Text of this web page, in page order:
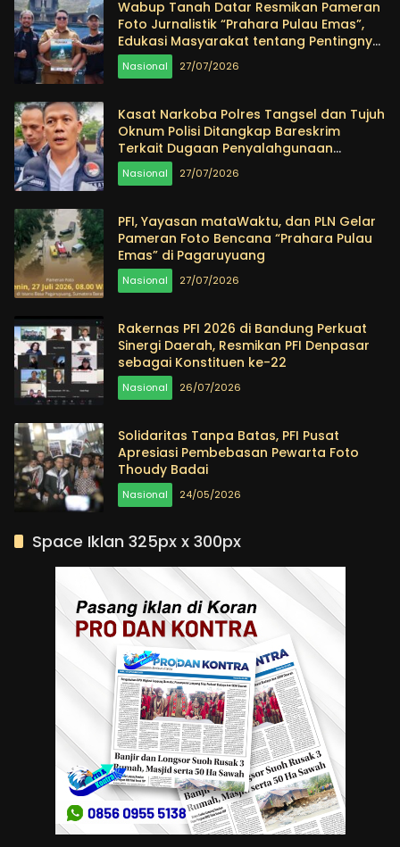
Wabup Tanah Datar Resmikan Pameran
Foto Jurnalistik “Prahara Pulau Emas”,
Edukasi Masyarakat tentang Pentingnya
Menjaga Alam
Nasional 27/07/2026
Kasat Narkoba Polres Tangsel dan Tujuh
Oknum Polisi Ditangkap Bareskrim
Terkait Dugaan Penyalahgunaan
Narkoba
Nasional 27/07/2026
PFI, Yayasan mataWaktu, dan PLN Gelar
Pameran Foto Bencana “Prahara Pulau
Emas” di Pagaruyuang
Nasional 27/07/2026
Rakernas PFI 2026 di Bandung Perkuat
Sinergi Daerah, Resmikan PFI Denpasar
sebagai Konstituen ke-22
Nasional 26/07/2026
Solidaritas Tanpa Batas, PFI Pusat
Apresiasi Pembebasan Pewarta Foto
Thoudy Badai
Nasional 24/05/2026
Space Iklan 325px x 300px